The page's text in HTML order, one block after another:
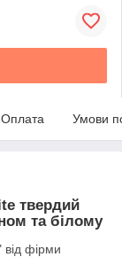
Оплата Умови
твердий
та білому
від фірми